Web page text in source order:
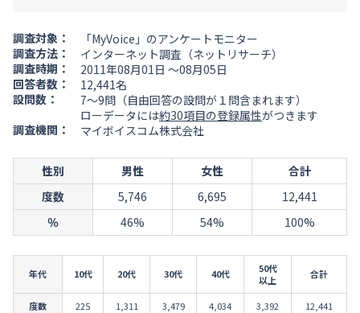
調査対象：
「MyVoice」のアンケートモニター
調査方法：
インターネット調査（ネットリサーチ）
調査時期：
2011年08月01日 ～08月05日
回答者数：
12,441名
設問数：
7～9問（自由回答の設問が１問含まれます）
ローデータには約30項目の登録属性がつきます
調査機関：
マイボイスコム株式会社
性別 男性 女性
合計
度数
5,746 6,695
12,441
％
46% 54% 100%
年代 10代 20代 30代 40代
50代
以上
合計
度数 225 1,311 3,479 4,034 3,392
12,441